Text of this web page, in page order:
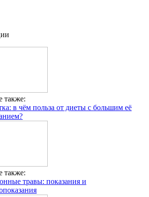
также:
в чём польза от диеты с большим её
также:
травы: показания и